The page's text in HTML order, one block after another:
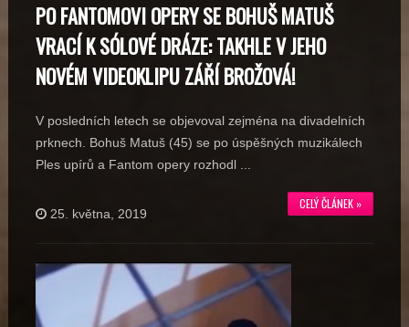
PO FANTOMOVI OPERY SE BOHUŠ MATUŠ
VRACÍ K SÓLOVÉ DRÁZE: TAKHLE V JEHO
NOVÉM VIDEOKLIPU ZÁŘÍ BROŽOVÁ!
V posledních letech se objevoval zejména na divadelních
prknech. Bohuš Matuš (45) se po úspěšných muzikálech
Ples upírů a Fantom opery rozhodl ...
CELÝ ČLÁNEK »
25. května, 2019